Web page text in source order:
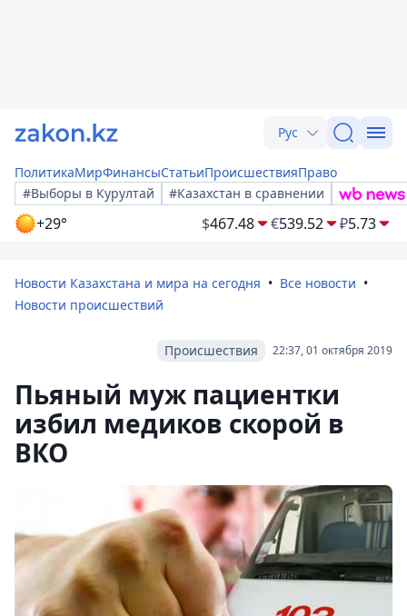
Рус
ПолитикаМирФинансыСтатьиПроисшествияПраво
#Выборы в Курултай
#Казахстан в сравнении
+29° $467.48 €539.52 ₽5.73
Новости Казахстана и мира на сегодня
Все новости
Новости происшествий
22:37, 01 октября 2019
Происшествия
Пьяный муж пациентки
избил медиков скорой в
ВКО